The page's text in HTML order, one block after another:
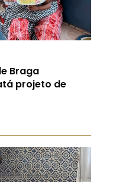
Braga
projeto de